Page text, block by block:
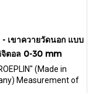
- เขาควายวัดนอก แบบ
จิตอล 0-30 mm
(Made in
Measurement of